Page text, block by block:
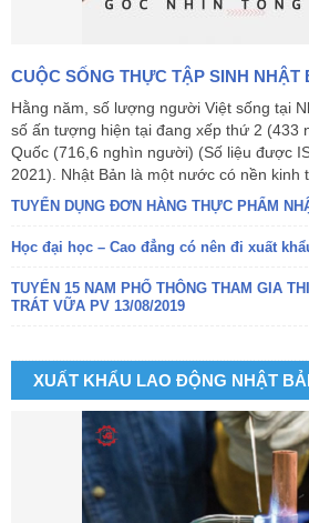
CUỘC SỐNG THỰC TẬP SINH NHẬT
Hằng năm, số lượng người Việt sống tại
số ấn tượng hiện tại đang xếp thứ 2 (433
Quốc (716,6 nghìn người) (Số liệu được
2021). Nhật Bản là một nước có nền kinh
TUYỂN DỤNG ĐƠN HÀNG THỰC PHẨM
Học đại học – Cao đẳng có nên đi xuất
TUYỂN 15 NAM PHỔ THÔNG THAM GIA
TRÁT VỮA PV 13/08/2019
XUẤT KHẨU LAO ĐỘNG NHẬT